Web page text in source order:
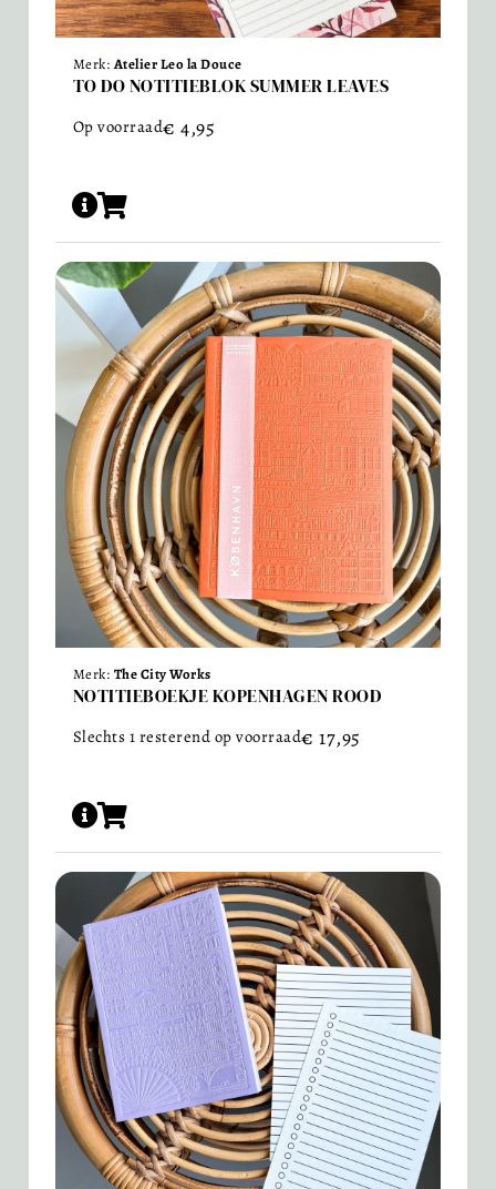
Merk: Atelier Leo la Douce
TO DO NOTITIEBLOK SUMMER LEAVES
Op voorraad€ 4,95
Merk: The City Works
NOTITIEBOEKJE KOPENHAGEN ROOD
Slechts 1 resterend op voorraad€ 17,95